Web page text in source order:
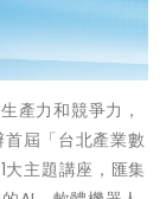
產力和競爭力，
屆「台北產業數
大主題講座，匯集